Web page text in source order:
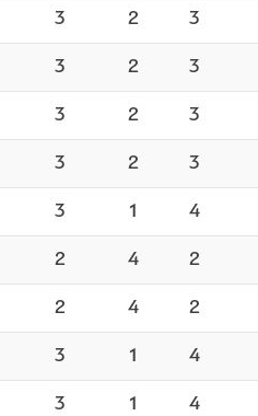
3 2 3
3 2 3
3 2 3
3 2 3
3 1 4
2 4 2
2 4 2
3 1 4
3 1 4